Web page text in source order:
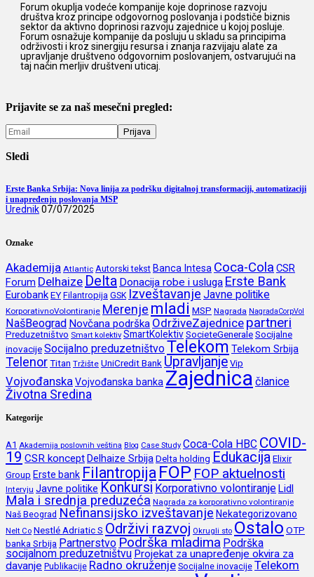
Forum okuplja vodeće kompanije koje doprinose razvoju
društva kroz principe odgovornog poslovanja i podstiče biznis
sektor da aktivno doprinosi razvoju zajednice u kojoj posluje.
Forum osnažuje kompanije da posluju u skladu sa principima
održivosti i kroz sinergiju resursa i znanja razvijaju alate za
upravljanje društveno odgovornim poslovanjem, ostvarujući na
taj način merljiv društveni uticaj.
Prijavite se za naš mesečni pregled:
Sledi
Erste Banka Srbija: Nova linija za podršku digitalnoj transformaciji, automatizaciji
i unapređenju poslovanja MSP
Urednik07/07/2025
Oznake
Akademija Atlantic Autorski tekst Banca Intesa Coca-Cola CSR
Forum Delhaize Delta Donacija robe i usluga Erste Bank
EurobankEY Filantropija GSK Izveštavanje Javne politike
KorporativnoVolontiranje Merenje mladi MSP Nagrada NagradaCorpVol
NašBeograd Novčana podrška OdrživeZajednice partneri
Preduzetništvo Smart kolektiv SmartKolektivSocieteGeneraleSocijalne
inovacijeSocijalno preduzetništvoTelekom Telekom Srbija
TelenorTitan Tržište UniCredit Bank Upravljanje Vip
VojvođanskaVojvođanska banka Zajednica članice
Životna Sredina
Kategorije
A1 Akademija poslovnih veština Blog Case Study Coca-Cola HBC COVID-
19 CSR konceptDelhaize Srbija Delta holding Edukacija Elixir
Group Erste bank Filantropija FOP FOP aktuelnosti
Intervju Javne politike Konkursi Korporativno volontiranjeLidl
Mala i srednja preduzeća Nagrada za korporativno volontiranje
Naš Beograd Nefinansijsko izveštavanje Nekategorizovano
Nelt Co Nestlé Adriatic S Održivi razvoj Okrugli sto Ostalo OTP
banka Srbija Partnerstvo Podrška mladima Podrška
socijalnom preduzetništvu Projekat za unapređenje okvira za
davanje Publikacije Radno okruženje Socijalne inovacije Telekom